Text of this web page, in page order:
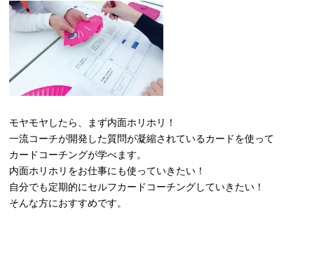
モヤモヤしたら、まず内面ホリホリ！
一流コーチが開発した質問が凝縮されているカードを使って
カードコーチングが学べます。
内面ホリホリをお仕事にも使っていきたい！
自分でも定期的にセルフカードコーチングしていきたい！
そんな方におすすめです。